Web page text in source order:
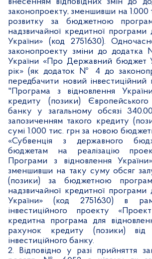
законопроекту, зменшивши на 1.000
розвитку за бюджетною
надзвичайної кредитної програми
України» (код 2751630).
законопроекту зміни до
України «Про Державний бюджет
рік» (як додаток № 4 до
передбачити новий
"Програма з відновлення
кредиту (позики) Європейського
банку у загальному обсязі
запозиченням такого кредиту
сумі 1.000 тис. грн за новою
«Субвенція з державного
бюджетам на реалізацію
Програми з відновлення
зменшивши на таку суму обсяг
(позики) за бюджетною
надзвичайної кредитної програми
України» (код 2751630) в
інвестиційного проекту
кредитна програма для
рахунок кредиту (позики) від
інвестиційного банку.
2. Відповідно у разі прийняття